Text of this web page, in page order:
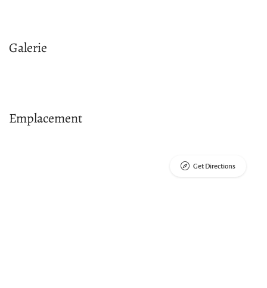
Galerie
Emplacement
Get Directions